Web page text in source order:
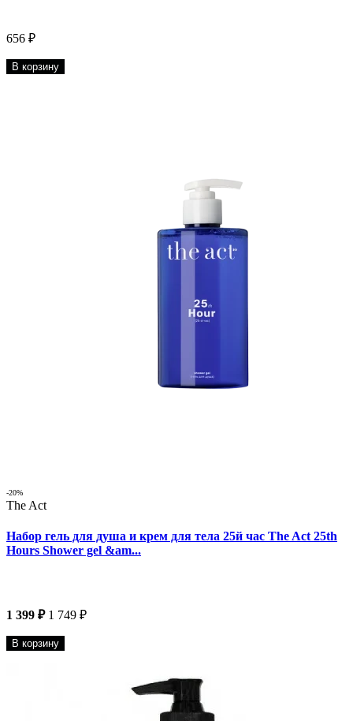
656 ₽
В корзину
-20%
The Act
Набор гель для душа и крем для тела 25й час The Act 25th
Hours Shower gel &am...
1 399 ₽ 1 749 ₽
В корзину